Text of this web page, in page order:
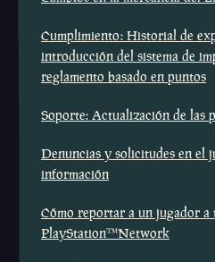
Cumplimiento: Historial de
introducción del sistema de
reglamento basado en puntos
Soporte: Actualización de las
Denuncias y solicitudes en el
información
Cómo reportar a un jugador a
PlayStation™Network